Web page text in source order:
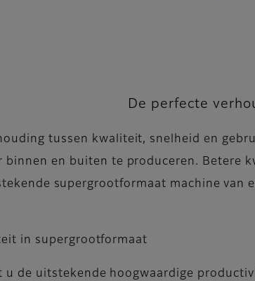
De perfecte
tussen kwaliteit, snelheid en
binnen en buiten te produceren. Betere
supergrootformaat machine
in supergrootformaat
u de uitstekende hoogwaardige